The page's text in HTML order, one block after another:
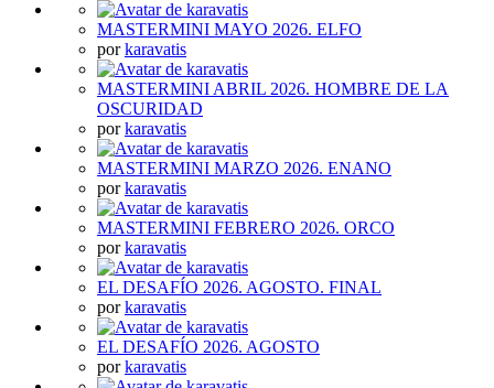
MASTERMINI MAYO 2026. ELFO
porkaravatis
MASTERMINI ABRIL 2026. HOMBRE DE LA
OSCURIDAD
porkaravatis
MASTERMINI MARZO 2026. ENANO
porkaravatis
MASTERMINI FEBRERO 2026. ORCO
porkaravatis
EL DESAFÍO 2026. AGOSTO. FINAL
porkaravatis
EL DESAFÍO 2026. AGOSTO
porkaravatis